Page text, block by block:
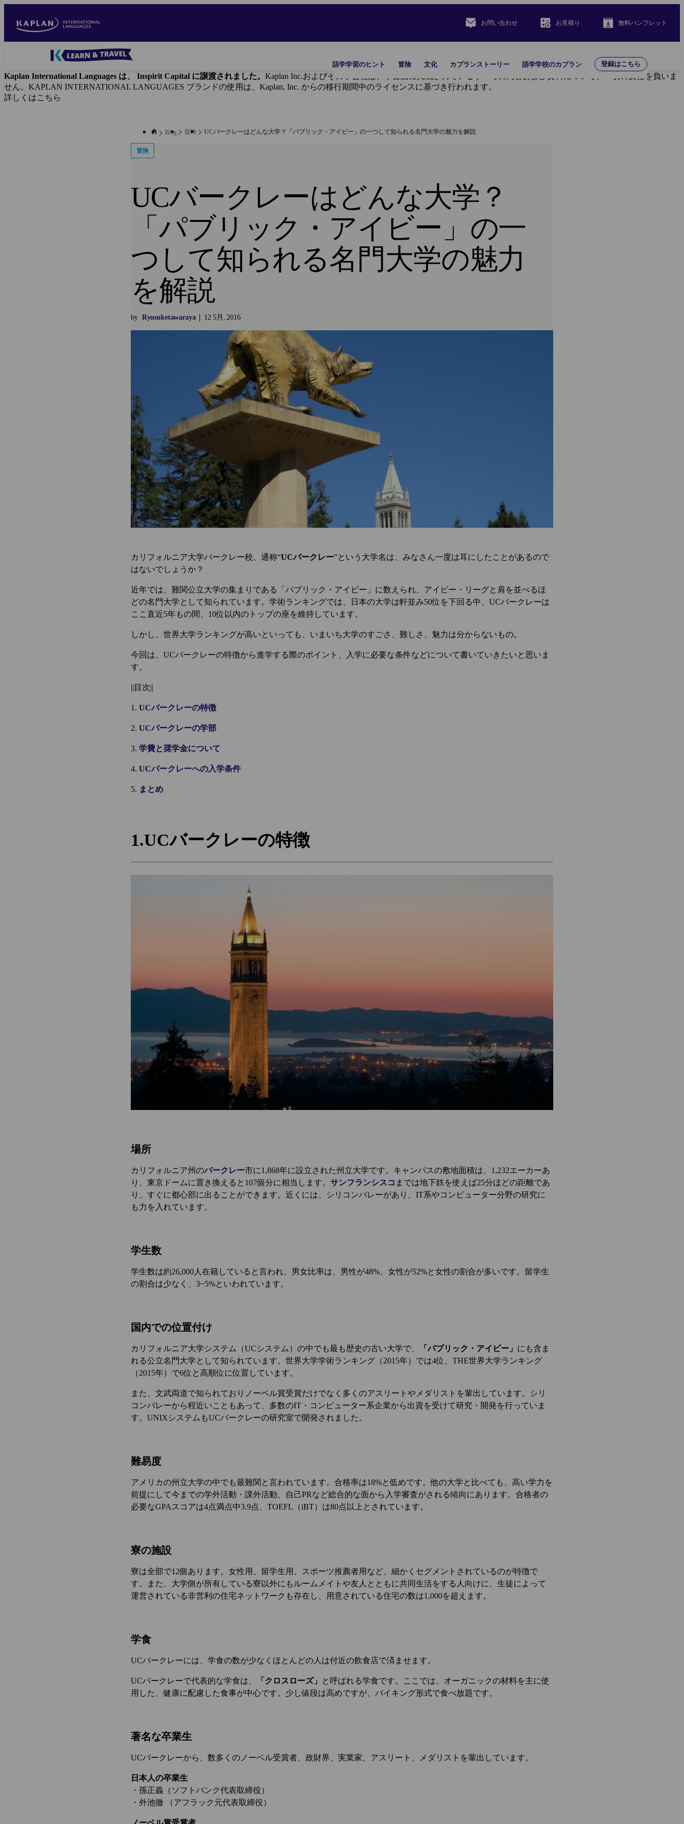
main
お問い合わせ お見積り 無料パンフレット
Blog
Main
navigation
語学学習のヒント 冒険 文化 カプランストーリー 語学学校のカプラン 登録はこちら
Kaplan International Languages は、 Inspirit Capital に譲渡されました。 Kaplan Inc.およびその子会社は、本書面に掲載されているすべての内容および資料について、一切の責任を負いま
せん。KAPLAN INTERNATIONAL LANGUAGES ブランドの使用は、Kaplan, Inc. からの移行期間中のライセンスに基づき行われます。
詳しくはこちら
Blog 冒険 UCバークレーはどんな大学？「パブリック・アイビー」の一つして知られる名門大学の魅力を解説
冒険
UCバークレーはどんな大学？
「パブリック・アイビー」の一
つして知られる名門大学の魅力
を解説
by Ryusuketawaraya 12 5月 2016
カリフォルニア大学バークレー校、通称“UCバークレー”という大学名は、みなさん一度は耳にしたことがあるので
はないでしょうか？
近年では、難関公立大学の集まりである「パブリック・アイビー」に数えられ、アイビー・リーグと肩を並べるほ
どの名門大学として知られています。学術ランキングでは、日本の大学は軒並み50位を下回る中、UCバークレーは
ここ直近5年もの間、10位以内のトップの座を維持しています。
しかし、世界大学ランキングが高いといっても、いまいち大学のすごさ、難しさ、魅力は分からないもの。
今回は、UCバークレーの特徴から進学する際のポイント、入学に必要な条件などについて書いていきたいと思いま
す。
||目次||
1. UCバークレーの特徴
2. UCバークレーの学部
3. 学費と奨学金について
4. UCバークレーへの入学条件
5. まとめ
1.UCバークレーの特徴
場所
カリフォルニア州のバークレー市に1,868年に設立された州立大学です。キャンパスの敷地面積は、1,232エーカーあ
り、東京ドームに置き換えると107個分に相当します。 サンフランシスコ までは地下鉄を使えば25分ほどの距離であ
り、すぐに都心部に出ることができます。近くには、シリコンバレーがあり、IT系やコンピューター分野の研究に
も力を入れています。
学生数
学生数は約26,000人在籍していると言われ、男女比率は、男性が48%、女性が52%と女性の割合が多いです。留学生
の割合は少なく、3~5%といわれています。
国内での位置付け
カリフォルニア大学システム（UCシステム）の中でも最も歴史の古い大学で、 「パブリック・アイビー」 にも含ま
れる公立名門大学として知られています。世界大学学術ランキング（2015年）では4位、THE世界大学ランキング
（2015年）で6位と高順位に位置しています。
また、文武両道で知られておりノーベル賞受賞だけでなく多くのアスリートやメダリストを輩出しています。シリ
コンバレーから程近いこともあって、多数のIT・コンピューター系企業から出資を受けて研究・開発を行っていま
す。UNIXシステムもUCバークレーの研究室で開発されました。
難易度
アメリカの州立大学の中でも最難関と言われています。合格率は18%と低めです。他の大学と比べても、高い学力を
前提にして今までの学外活動・課外活動、自己PRなど総合的な面から入学審査がされる傾向にあります。合格者の
必要なGPAスコアは4点満点中3.9点、TOEFL（iBT）は80点以上とされています。
寮の施設
寮は全部で12個あります。女性用、留学生用、スポーツ推薦者用など、細かくセグメントされているのが特徴で
す。また、大学側が所有している寮以外にもルームメイトや友人とともに共同生活をする人向けに、生徒によって
運営されている非営利の住宅ネットワークも存在し、用意されている住宅の数は1,000を超えます。
学食
UCバークレーには、学食の数が少なくほとんどの人は付近の飲食店で済ませます。
UCバークレーで代表的な学食は、 「クロスローズ」
と呼ばれる学食です。ここでは、オーガニックの材料を主に使
用した、健康に配慮した食事が中心です。少し値段は高めですが、バイキング形式で食べ放題です。
著名な卒業生
UCバークレーから、数多くのノーベル受賞者、政財界、実業家、アスリート、メダリストを輩出しています。
日本人の卒業生
・孫正義（ソフトバンク代表取締役）
・外池徹 （アフラック元代表取締役）